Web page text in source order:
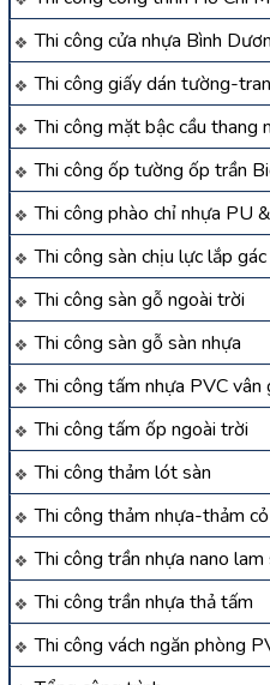
Thi công cửa nhựa Bình
Thi công giấy dán tường-
Thi công mặt bậc cầu thang
Thi công ốp tường ốp trần
Thi công phào chỉ nhựa PU
Thi công sàn chịu lực lắp
Thi công sàn gỗ ngoài trời
Thi công sàn gỗ sàn nhựa
Thi công tấm nhựa PVC vân
Thi công tấm ốp ngoài trời
Thi công thảm lót sàn
Thi công thảm nhựa-thảm cỏ
Thi công trần nhựa nano lam
Thi công trần nhựa thả tấm
Thi công vách ngăn phòng